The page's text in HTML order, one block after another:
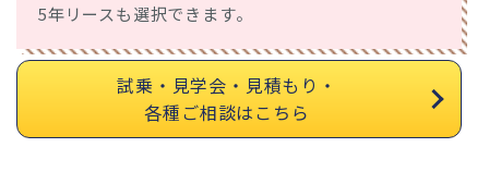
5年リースも選択できます。
試乗・見学会・見積もり・
各種ご相談はこちら